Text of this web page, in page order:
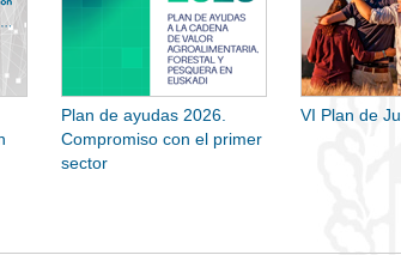
Plan de ayudas 2026.
Compromiso con el primer
sector
VI Plan de